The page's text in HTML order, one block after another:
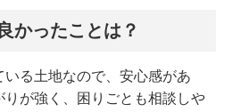
かったことは？
る土地なので、安心感があ
りが強く、困りごとも相談しや